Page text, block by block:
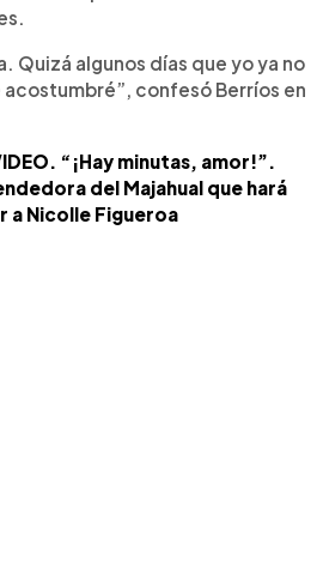
Quizá algunos días que yo ya no
acostumbré”, confesó Berríos en
“¡Hay minutas, amor!”.
del Majahual que hará
a Nicolle Figueroa